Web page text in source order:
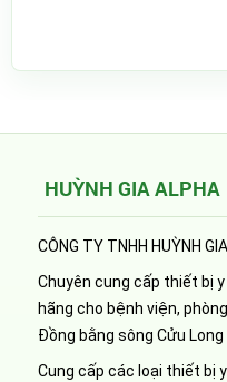
HUỲNH GIA ALPHA
CÔNG TY TNHH HUỲNH
Chuyên cung cấp thiết bị
hãng cho bệnh viện,
Đồng bằng sông Cửu Long
Cung cấp các loại thiết bị